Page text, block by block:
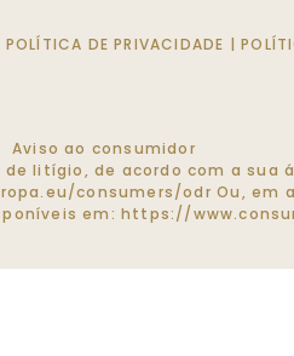
POLÍTICA DE PRIVACIDADE |
Aviso ao consumidor
litígio, de acordo com a sua
consumers/odr Ou, em
em: https://